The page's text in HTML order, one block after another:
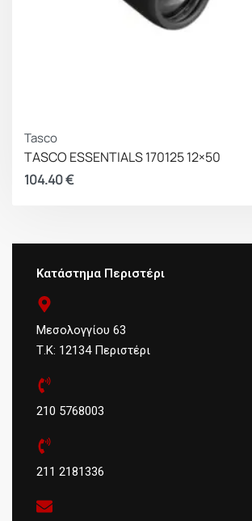
Tasco
TASCO ESSENTIALS 170125 12×50
104.40€
Κατάστημα Περιστέρι
Μεσολογγίου 63
Τ.Κ: 12134 Περιστέρι
210 5768003
211 2181336